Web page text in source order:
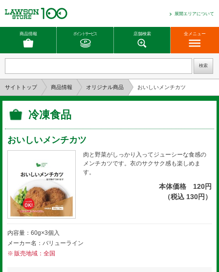
展開エリアについて
商品情報 ポイントサービス 店舗検索 全メニュー
サイトトップ 商品情報 オリジナル商品 おいしいメンチカツ
冷凍食品
おいしいメンチカツ
肉と野菜がしっかり入ってジューシーな食感の
メンチカツです。衣のサクサク感も楽しめま
す。
本体価格 120円
（税込 130円）
内容量：60g×3個入
メーカー名：バリューライン
販売地域：全国